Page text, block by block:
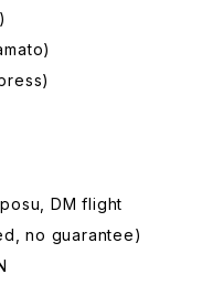
DM flight
no guarantee)